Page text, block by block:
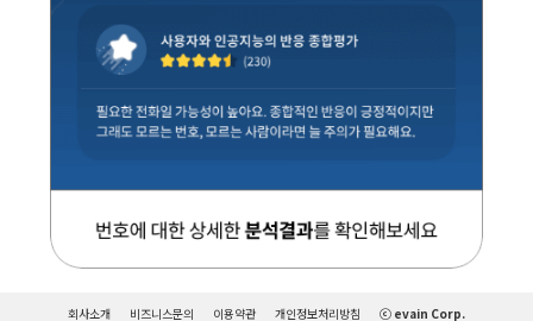
회사소개 비즈니스문의 이용약관 개인정보처리방침 ⓒ evain Corp.